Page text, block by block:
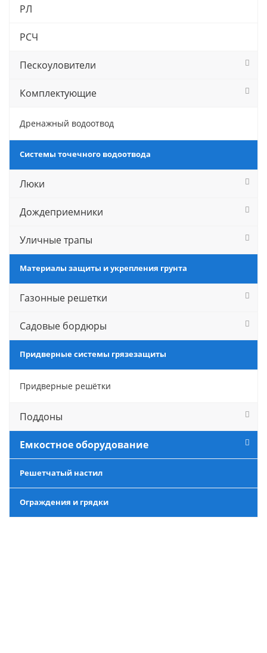
РЛ
РСЧ
Пескоуловители
Комплектующие
Дренажный водоотвод
Системы точечного водоотвода
Люки
Дождеприемники
Уличные трапы
Материалы защиты и укрепления грунта
Газонные решетки
Садовые бордюры
Придверные системы грязезащиты
Придверные решётки
Поддоны
Емкостное оборудование
Решетчатый настил
Ограждения и грядки